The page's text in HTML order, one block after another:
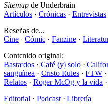
Sitemap de Underbrain
Artículos · Crónicas · Entrevistas
Reseñas de...
Cine · Cómic · Fanzine ·
Contenido original:
Bastardos · Café (y) solo ·
sanguínea · Cristo Rules · FTW ·
Relatos · Roger McOg y la vida ·
Editorial · Podcast · Librería